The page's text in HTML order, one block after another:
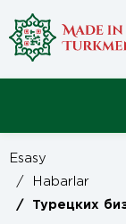
Esasy
/
Habarlar
/ Турецких